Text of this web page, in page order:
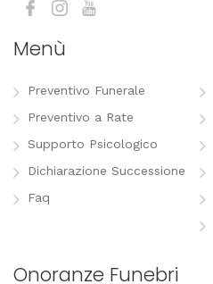
Menù
Preventivo Funerale
Preventivo a Rate
Supporto Psicologico
Dichiarazione Successione
Faq
Onoranze Funebri